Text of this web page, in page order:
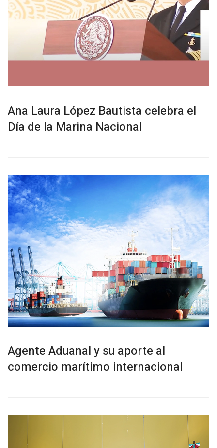
Ana Laura López Bautista celebra el
Día de la Marina Nacional
Agente Aduanal y su aporte al
comercio marítimo internacional